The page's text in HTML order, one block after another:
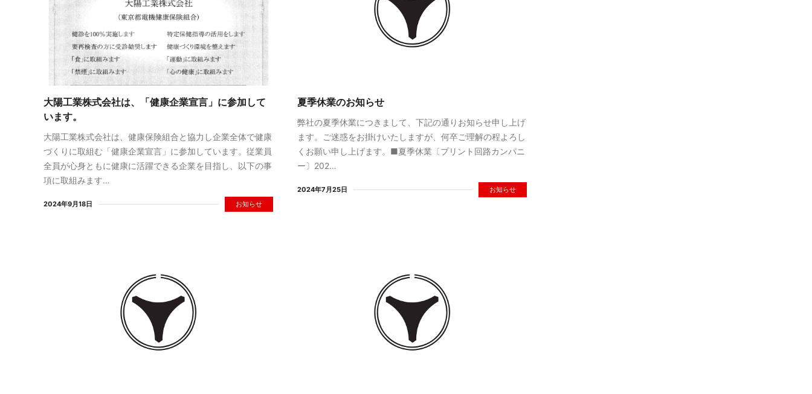
大陽工業株式会社は、「健康企業宣言」に参加して
います。
大陽工業株式会社は、健康保険組合と協力し企業全体で健康
づくりに取組む「健康企業宣言」に参加しています。従業員
全員が心身ともに健康に活躍できる企業を目指し、以下の事
項に取組みます…
2024年9月18日 お知らせ
夏季休業のお知らせ
弊社の夏季休業につきまして、下記の通りお知らせ申し上げ
ます。ご迷惑をお掛けいたしますが、何卒ご理解の程よろし
くお願い申し上げます。■夏季休業〔プリント回路カンパニ
ー〕202…
2024年7月25日 お知らせ